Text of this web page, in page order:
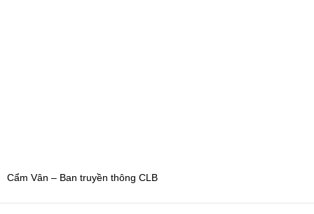
Cẩm Vân – Ban truyền thông CLB